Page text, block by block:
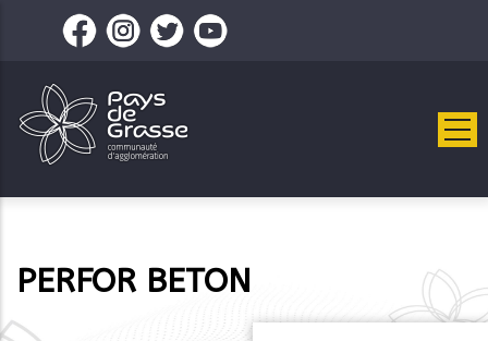
contenu
principal
PERFOR BETON